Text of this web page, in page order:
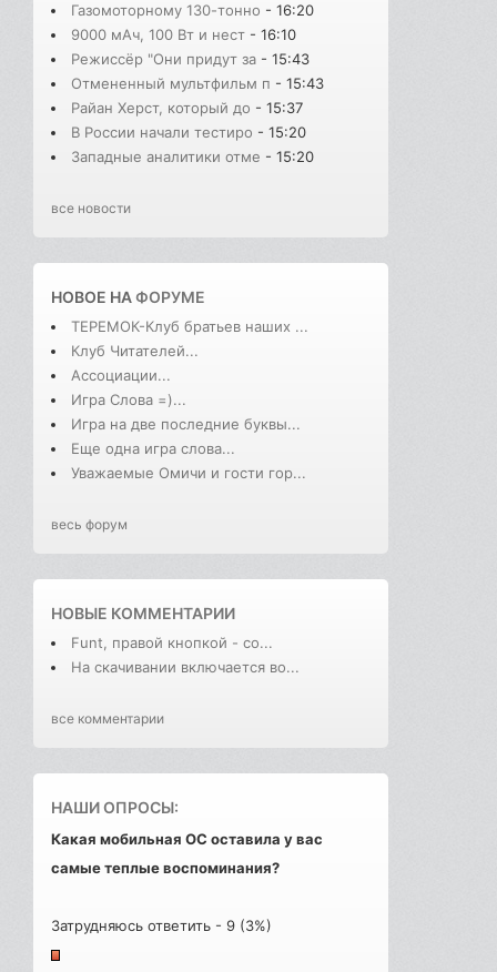
Газомоторному 130-тонно - 16:20
9000 мАч, 100 Вт и нест - 16:10
Режиссёр "Они придут за - 15:43
Отмененный мультфильм п - 15:43
Райан Херст, который до - 15:37
В России начали тестиро - 15:20
Западные аналитики отме - 15:20
все новости
НОВОЕ НАФОРУМЕ
ТЕРЕМОК-Клуб братьев наших ...
Клуб Читателей...
Ассоциации...
Игра Слова =)...
Игра на две последние буквы...
Еще одна игра слова...
Уважаемые Омичи и гости гор...
весь форум
НОВЫЕ КОММЕНТАРИИ
Funt, правой кнопкой - со...
На скачивании включается во...
все комментарии
НАШИ ОПРОСЫ:
Какая мобильная ОС оставила у вас
самые теплые воспоминания?
Затрудняюсь ответить - 9 (3%)